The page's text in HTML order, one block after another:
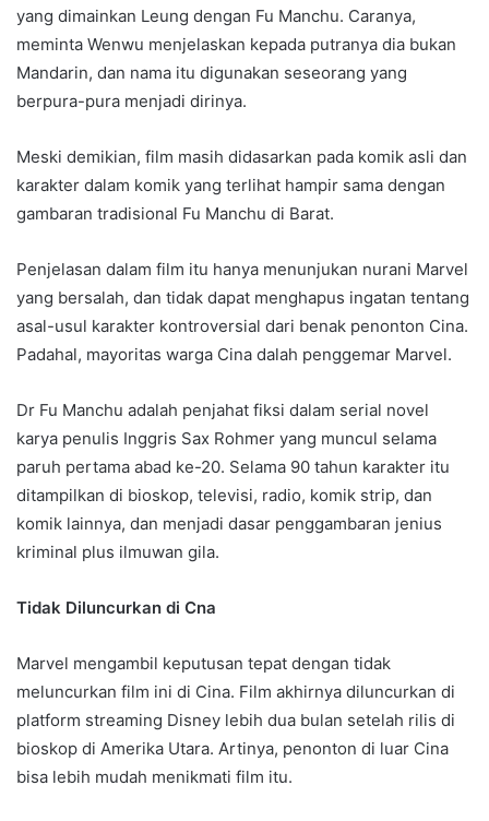
yang dimainkan Leung dengan Fu Manchu. Caranya,
meminta Wenwu menjelaskan kepada putranya dia bukan
Mandarin, dan nama itu digunakan seseorang yang
berpura-pura menjadi dirinya.
Meski demikian, film masih didasarkan pada komik asli dan
karakter dalam komik yang terlihat hampir sama dengan
gambaran tradisional Fu Manchu di Barat.
Penjelasan dalam film itu hanya menunjukan nurani Marvel
yang bersalah, dan tidak dapat menghapus ingatan tentang
asal-usul karakter kontroversial dari benak penonton Cina.
Padahal, mayoritas warga Cina dalah penggemar Marvel.
Dr Fu Manchu adalah penjahat fiksi dalam serial novel
karya penulis Inggris Sax Rohmer yang muncul selama
paruh pertama abad ke-20. Selama 90 tahun karakter itu
ditampilkan di bioskop, televisi, radio, komik strip, dan
komik lainnya, dan menjadi dasar penggambaran jenius
kriminal plus ilmuwan gila.
Tidak Diluncurkan di Cna
Marvel mengambil keputusan tepat dengan tidak
meluncurkan film ini di Cina. Film akhirnya diluncurkan di
platform streaming Disney lebih dua bulan setelah rilis di
bioskop di Amerika Utara. Artinya, penonton di luar Cina
bisa lebih mudah menikmati film itu.